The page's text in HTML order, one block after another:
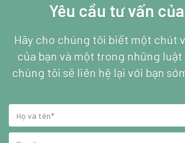
Yêu cầu tư vấn
Hãy cho chúng tôi biết một chút
của bạn và một trong những luật
chúng tôi sẽ liên hệ lại với bạn